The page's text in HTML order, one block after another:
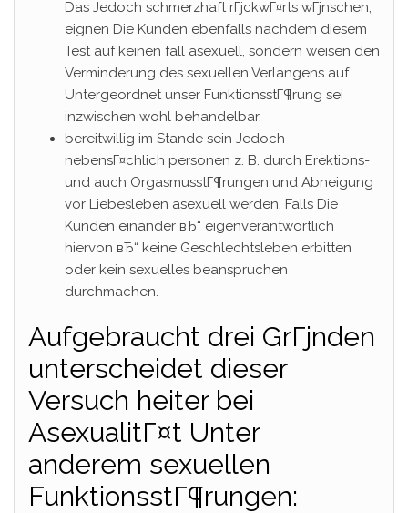
Das Jedoch schmerzhaft rГјckwГ¤rts wГјnschen,
eignen Die Kunden ebenfalls nachdem diesem
Test auf keinen fall asexuell, sondern weisen den
Verminderung des sexuellen Verlangens auf.
Untergeordnet unser FunktionsstГ¶rung sei
inzwischen wohl behandelbar.
bereitwillig im Stande sein Jedoch
nebensГ¤chlich personen z. B. durch Erektions-
und auch OrgasmusstГ¶rungen und Abneigung
vor Liebesleben asexuell werden, Falls Die
Kunden einander вЂ“ eigenverantwortlich
hiervon вЂ“ keine Geschlechtsleben erbitten
oder kein sexuelles beanspruchen
durchmachen.
Aufgebraucht drei GrГјnden
unterscheidet dieser
Versuch heiter bei
AsexualitГ¤t Unter
anderem sexuellen
FunktionsstГ¶rungen: